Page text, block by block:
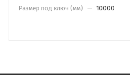
Размер под ключ (мм) — 10000